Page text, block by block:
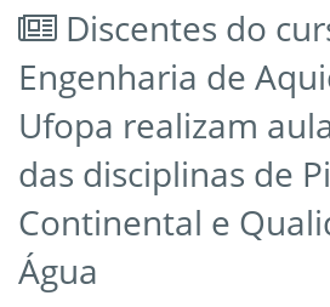
Discentes do
Engenharia de
Ufopa realizam
das disciplinas de
Continental e
Água